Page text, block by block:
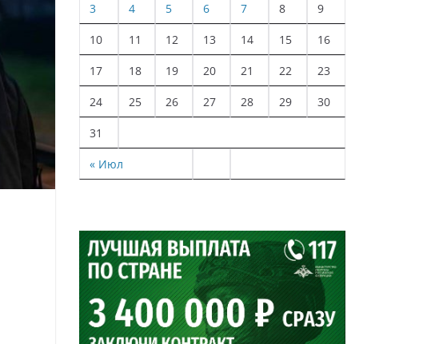
« Июл
3 4 5 6 7 8 9
10 11 12 13 14 15 16
17 18 19 20 21 22 23
24 25 26 27 28 29 30
31